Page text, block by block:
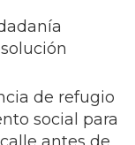
de refugio
social para